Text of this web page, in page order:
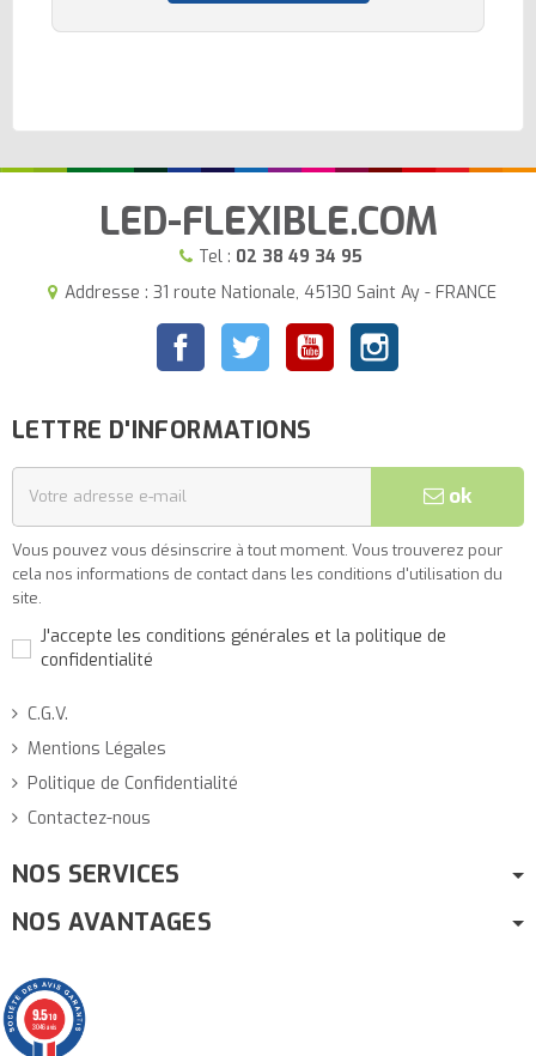
LED-FLEXIBLE.COM
Tel : 02 38 49 34 95
Addresse : 31 route Nationale, 45130 Saint Ay - FRANCE
FacebookTwitter YouTubeInstagram
LETTRE D'INFORMATIONS
ok
Vous pouvez vous désinscrire à tout moment. Vous trouverez pour
cela nos informations de contact dans les conditions d'utilisation du
site.
J'accepte les conditions générales et la politique de
confidentialité
C.G.V.
Mentions Légales
Politique de Confidentialité
Contactez-nous
NOS SERVICES
NOS AVANTAGES
9.5/10
3046 avis